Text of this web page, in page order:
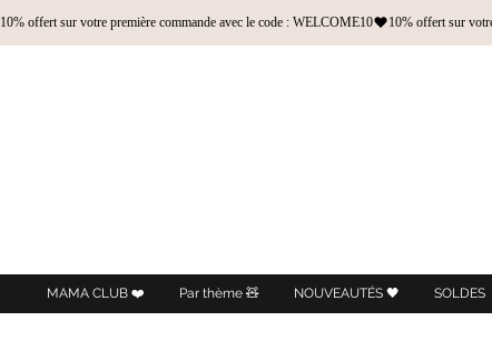
10% offert sur votre première commande avec le code : WELCOME10
MAMA CLUB ❤️ Par thème 🧸 NOUVEAUTÉS 🖤 SOLDES